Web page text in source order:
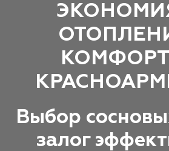
Выбор
залог